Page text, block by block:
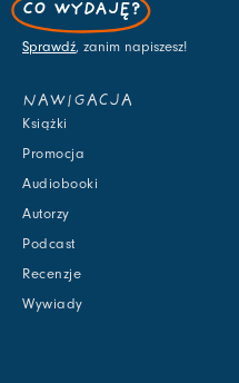
CO WYDAJĘ?
Sprawdź, zanim napiszesz!
NAWIGACJA
Książki
Promocja
Audiobooki
Autorzy
Podcast
Recenzje
Wywiady